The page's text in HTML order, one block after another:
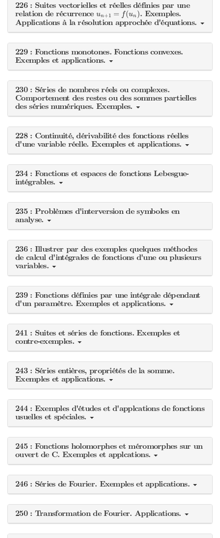
226 : Suites vectorielles et réelles définies par une
relation de récurrence un+1 = f(un )
un+1=f(un) . Exemples.
Applications à la résolution approchée d'équations.
229 : Fonctions monotones. Fonctions convexes.
Exemples et applications.
230 : Séries de nombres réels ou complexes.
Comportement des restes ou des sommes partielles
des séries numériques. Exemples.
228 : Continuité, dérivabilité des fonctions réelles
d'une variable réelle. Exemples et applications.
234 : Fonctions et espaces de fonctions Lebesgue-
intégrables.
235 : Problèmes d'interversion de symboles en
analyse.
236 : Illustrer par des exemples quelques méthodes
de calcul d'intégrales de fonctions d'une ou plusieurs
variables.
239 : Fonctions définies par une intégrale dépendant
d'un paramètre. Exemples et applications.
241 : Suites et séries de fonctions. Exemples et
contre-exemples.
243 : Séries entières, propriétés de la somme.
Exemples et applications.
244 : Exemples d'études et d'applcations de fonctions
usuelles et spéciales.
245 : Fonctions holomorphes et méromorphes sur un
ouvert de C. Exemples et applcations.
246 : Séries de Fourier. Exemples et applications.
250 : Transformation de Fourier. Applications.